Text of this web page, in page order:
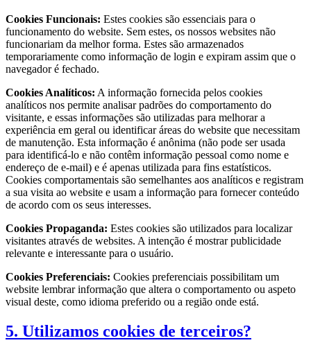
Cookies Funcionais: Estes cookies são essenciais para o
funcionamento do website. Sem estes, os nossos websites não
funcionariam da melhor forma. Estes são armazenados
temporariamente como informação de login e expiram assim que o
navegador é fechado.
Cookies Analíticos: A informação fornecida pelos cookies
analíticos nos permite analisar padrões do comportamento do
visitante, e essas informações são utilizadas para melhorar a
experiência em geral ou identificar áreas do website que necessitam
de manutenção. Esta informação é anônima (não pode ser usada
para identificá-lo e não contêm informação pessoal como nome e
endereço de e-mail) e é apenas utilizada para fins estatísticos.
Cookies comportamentais são semelhantes aos analíticos e registram
a sua visita ao website e usam a informação para fornecer conteúdo
de acordo com os seus interesses.
Cookies Propaganda: Estes cookies são utilizados para localizar
visitantes através de websites. A intenção é mostrar publicidade
relevante e interessante para o usuário.
Cookies Preferenciais: Cookies preferenciais possibilitam um
website lembrar informação que altera o comportamento ou aspeto
visual deste, como idioma preferido ou a região onde está.
5. Utilizamos cookies de terceiros?